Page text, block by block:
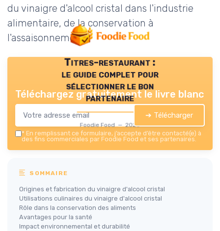
du vinaigre d'alcool cristal dans l'industrie
alimentaire, de la conservation à
l'assaisonnement.
Titres-restaurant :
le guide complet pour
sélectionner le bon
partenaire
Foodie Food — 2026
Téléchargez gratuitement le livre blanc
➔ Télécharger
* En remplissant ce formulaire, j’accepte d’être contacté(e) à
des fins commerciales par Foodie Food et ses partenaires.
SOMMAIRE
Origines et fabrication du vinaigre d'alcool cristal
Utilisations culinaires du vinaigre d'alcool cristal
Rôle dans la conservation des aliments
Avantages pour la santé
Impact environnemental et durabilité